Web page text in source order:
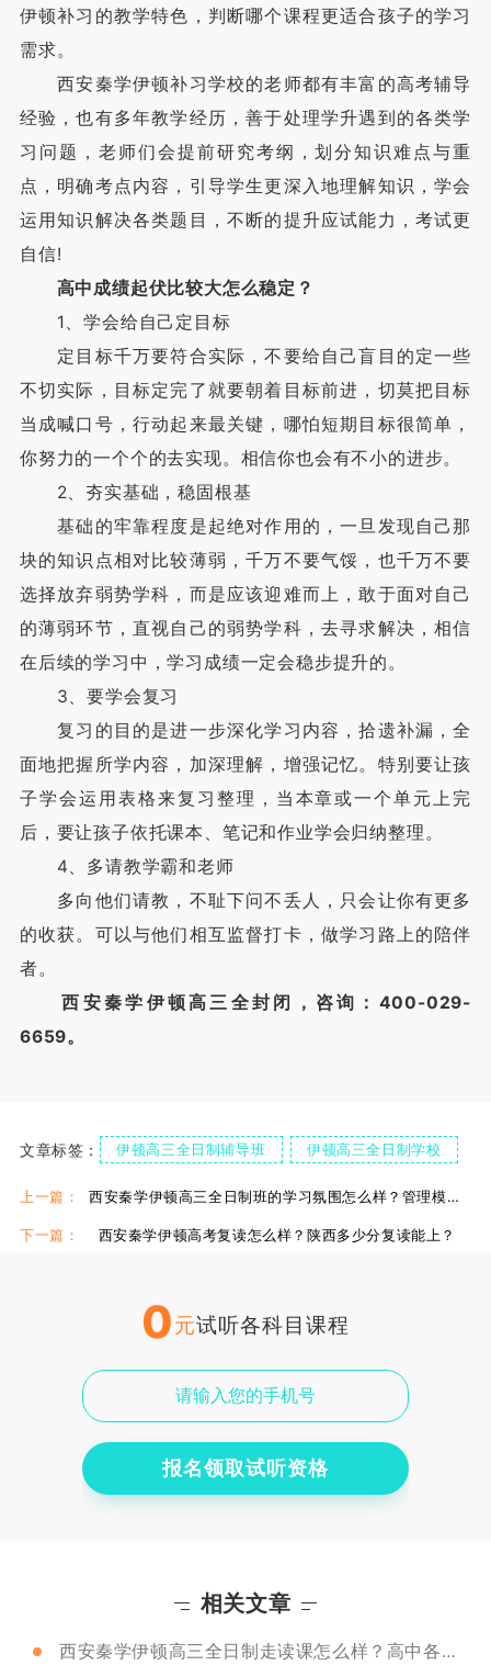
伊顿补习的教学特色，判断哪个课程更适合孩子的学习
需求。
西安秦学伊顿补习学校的老师都有丰富的高考辅导
经验，也有多年教学经历，善于处理学升遇到的各类学
习问题，老师们会提前研究考纲，划分知识难点与重
点，明确考点内容，引导学生更深入地理解知识，学会
运用知识解决各类题目，不断的提升应试能力，考试更
自信!
高中成绩起伏比较大怎么稳定？
1、学会给自己定目标
定目标千万要符合实际，不要给自己盲目的定一些
不切实际，目标定完了就要朝着目标前进，切莫把目标
当成喊口号，行动起来最关键，哪怕短期目标很简单，
你努力的一个个的去实现。相信你也会有不小的进步。
2、夯实基础，稳固根基
基础的牢靠程度是起绝对作用的，一旦发现自己那
块的知识点相对比较薄弱，千万不要气馁，也千万不要
选择放弃弱势学科，而是应该迎难而上，敢于面对自己
的薄弱环节，直视自己的弱势学科，去寻求解决，相信
在后续的学习中，学习成绩一定会稳步提升的。
3、要学会复习
复习的目的是进一步深化学习内容，拾遗补漏，全
面地把握所学内容，加深理解，增强记忆。特别要让孩
子学会运用表格来复习整理，当本章或一个单元上完
后，要让孩子依托课本、笔记和作业学会归纳整理。
4、多请教学霸和老师
多向他们请教，不耻下问不丢人，只会让你有更多
的收获。可以与他们相互监督打卡，做学习路上的陪伴
者。
西安秦学伊顿高三全封闭，咨询：400-029-
6659。
文章标签： 伊顿高三全日制辅导班 伊顿高三全日制学校
西安伊顿高三全日制
上一篇： 西安秦学伊顿高三全日制班的学习氛围怎么样？管理模式怎么样？
下一篇： 西安秦学伊顿高考复读怎么样？陕西多少分复读能上？
0元试听各科目课程
报名领取试听资格
相关文章
西安秦学伊顿高三全日制走读课怎么样？高中各科备考方法